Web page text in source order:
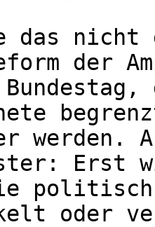
das
der
werden.
Erst
oder